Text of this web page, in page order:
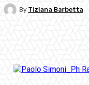
By Tiziana Barbetta